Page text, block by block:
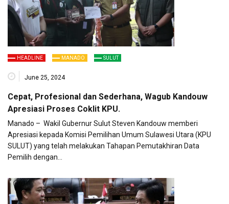
HEADLINE MANADO SULUT
June 25, 2024
Cepat, Profesional dan Sederhana, Wagub Kandouw
Apresiasi Proses Coklit KPU.
Manado – Wakil Gubernur Sulut Steven Kandouw memberi
Apresiasi kepada Komisi Pemilihan Umum Sulawesi Utara (KPU
SULUT) yang telah melakukan Tahapan Pemutakhiran Data
Pemilih dengan…